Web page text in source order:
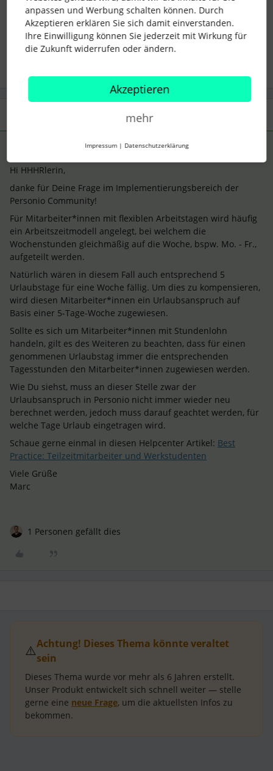
urlaub abwesenheiten Teilzeit
ANTWORT Forum|Forum|6 years ago
Hi HHHRlerin,
danke für Deine Frage im Implementierungsbereich der
Personio Community!
Für Mitarbeiter*innen mit flexiblen Arbeitstagen wird häufig
ein Arbeitszeitmodell angelegt, bei welchem die
Wochenstunden gleichmäßig auf die Woche, bspw. Mo. - Fr.,
aufgeteilt werden.
Natürlich wären in diesem Fall auch entsprechend 5
Urlaubstage für eine Woche fällig. Um dies zu kompensieren,
wird diesen Mitarbeiter*innen ein Urlaubsanspruch auf
Basis einer 5-Tage-Woche zugewiesen.
Sollte es sich um Mitarbeiter*innen mit Stundenlohn
handeln, gilt es des Weiteren zu beachten, dass für einen
genommenen Urlaubstag immer die entsprechenden
Tagesstunden den Mitarbeiter*innen zugewiesen werden.
Wie Du siehst, muss an dieser Stelle zwar der
Urlaubsanspruch in Personio nicht immer wieder neu
berechnet werden, jedoch muss darauf geachtet werden, für
welche Tage Urlaub eingetragen wird.
Schaue gerne einmal in diesen Helpcenter Artikel: Best
Practice: Teilzeitmitarbeiter und Werkstudenten
Viele Grüße
Marc
1 Personen gefällt dies
⚠️Achtung! Dieses Thema könnte veraltet
sein
Dieses Thema wurde vor mehr als 6 Jahren erstellt.
Unser Produkt entwickelt sich schnell weiter — stelle
gerne eine neue Frage, um die aktuellsten Infos zu
bekommen.
anpassen und Werbung schalten können. Durch
Akzeptieren erklären Sie sich damit einverstanden.
Ihre Einwilligung können Sie jederzeit mit Wirkung für
die Zukunft widerrufen oder ändern.
Akzeptieren
mehr
Impressum | Datenschutzerklärung